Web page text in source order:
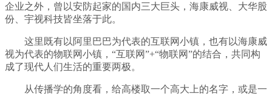
企业之外，曾以安防起家的国内三大巨头，海康威视、大华股
份、宇视科技皆坐落于此。
这里既有以阿里巴巴为代表的互联网小镇，也有以海康威
视为代表的物联网小镇，“互联网”+“物联网”的结合，共同构
成了现代人们生活的重要两极。
从传播学的角度看，给高楼取一个高大上的名字，或是一